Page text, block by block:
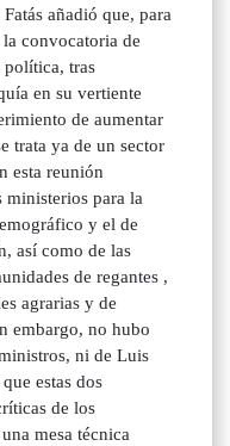
añadió que, para
convocatoria de
política, tras
en su vertiente
de aumentar
trata ya de un sector
esta reunión
ministerios para la
y el de
así como de las
de regantes ,
agrarias y de
embargo, no hubo
ni de Luis
estas dos
de los
mesa técnica